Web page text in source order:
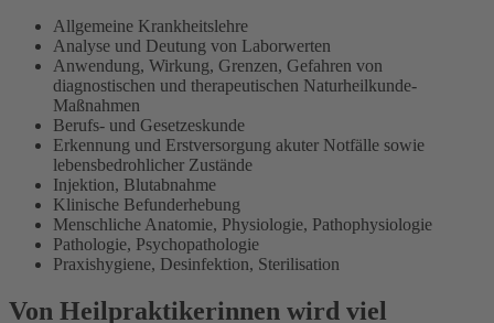
Allgemeine Krankheitslehre
Analyse und Deutung von Laborwerten
Anwendung, Wirkung, Grenzen, Gefahren von
diagnostischen und therapeutischen Naturheilkunde-
Maßnahmen
Berufs- und Gesetzeskunde
Erkennung und Erstversorgung akuter Notfälle sowie
lebensbedrohlicher Zustände
Injektion, Blutabnahme
Klinische Befunderhebung
Menschliche Anatomie, Physiologie, Pathophysiologie
Pathologie, Psychopathologie
Praxishygiene, Desinfektion, Sterilisation
Von Heilpraktikerinnen wird viel